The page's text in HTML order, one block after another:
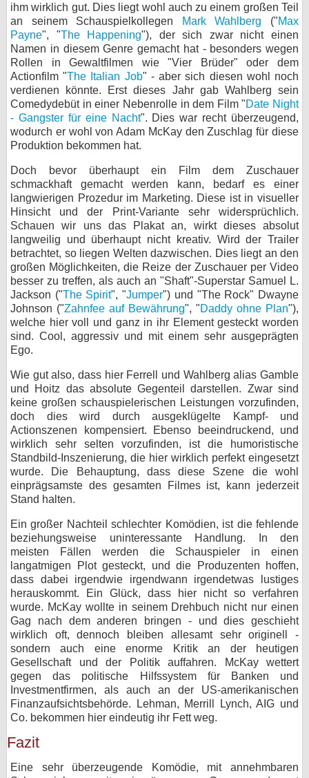
ihm wirklich gut. Dies liegt wohl auch zu einem großen Teil
an seinem Schauspielkollegen
Mark Wahlberg ("Max
Payne", "The Happening"), der sich zwar nicht einen
Namen in diesem Genre gemacht hat - besonders wegen
Rollen in Gewaltfilmen wie "Vier Brüder" oder dem
Actionfilm "The Italian Job" - aber sich diesen wohl noch
verdienen könnte. Erst dieses Jahr gab Wahlberg sein
Comedydebüt in einer Nebenrolle in dem Film "Date Night
- Gangster für eine Nacht". Dies war recht überzeugend,
wodurch er wohl von Adam McKay den Zuschlag für diese
Produktion bekommen hat.
Doch bevor überhaupt ein Film dem Zuschauer
schmackhaft gemacht werden kann, bedarf es einer
langwierigen Prozedur im Marketing. Diese ist in visueller
Hinsicht und der Print-Variante sehr widersprüchlich.
Schauen wir uns das Plakat an, wirkt dieses absolut
langweilig und überhaupt nicht kreativ. Wird der Trailer
betrachtet, so liegen Welten dazwischen. Dies liegt an den
großen Möglichkeiten, die Reize der Zuschauer per Video
besser zu treffen, als auch an "Shaft"-Superstar Samuel L.
Jackson ("The Spirit", "Jumper") und "The Rock" Dwayne
Johnson ("Zahnfee auf Bewährung", "Daddy ohne Plan"),
welche hier voll und ganz in ihr Element gesteckt worden
sind. Cool, aggressiv und mit einem sehr ausgeprägten
Ego.
Wie gut also, dass hier Ferrell und Wahlberg alias Gamble
und Hoitz das absolute Gegenteil darstellen. Zwar sind
keine großen schauspielerischen Leistungen vorzufinden,
doch dies wird durch ausgeklügelte Kampf- und
Actionszenen kompensiert. Ebenso beeindruckend, und
wirklich sehr selten vorzufinden, ist die humoristische
Standbild-Inszenierung, die hier wirklich perfekt eingesetzt
wurde. Die Behauptung, dass diese Szene die wohl
einprägsamste des gesamten Filmes ist, kann jederzeit
Stand halten.
Ein großer Nachteil schlechter Komödien, ist die fehlende
beziehungsweise uninteressante Handlung. In den
meisten Fällen werden die Schauspieler in einen
langatmigen Plot gesteckt, und die Produzenten hoffen,
dass dabei irgendwie irgendwann irgendetwas lustiges
herauskommt. Ein Glück, dass hier nicht so verfahren
wurde. McKay wollte in seinem Drehbuch nicht nur einen
Gag nach dem anderen bringen - und dies geschieht
wirklich oft, dennoch bleiben allesamt sehr originell -
sondern auch eine enorme Kritik an der heutigen
Gesellschaft und der Politik auffahren. McKay wettert
gegen das politische Hilfssystem für Banken und
Investmentfirmen, als auch an der US-amerikanischen
Finanzaufsichtsbehörde. Lehman, Merrill Lynch, AIG und
Co. bekommen hier eindeutig ihr Fett weg.
Fazit
Eine sehr überzeugende Komödie, mit annehmbaren